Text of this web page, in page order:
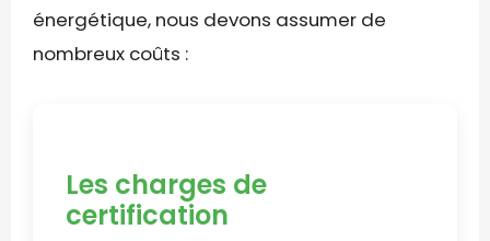
énergétique, nous devons assumer de
nombreux coûts :
Les charges de
certification